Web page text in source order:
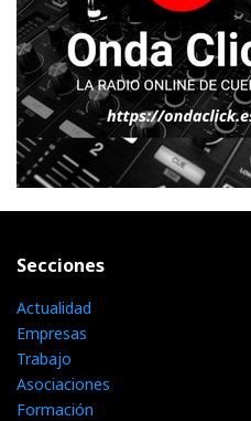
Secciones
Actualidad
Empresas
Trabajo
Asociaciones
Formación